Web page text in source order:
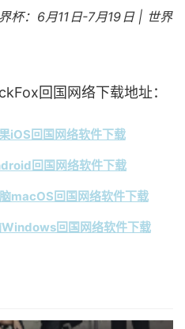
杯：6月11日-7月19日 | 世界
回国网络下载地址：
iOS回国网络软件下载
回国网络软件下载
macOS回国网络软件下载
回国网络软件下载